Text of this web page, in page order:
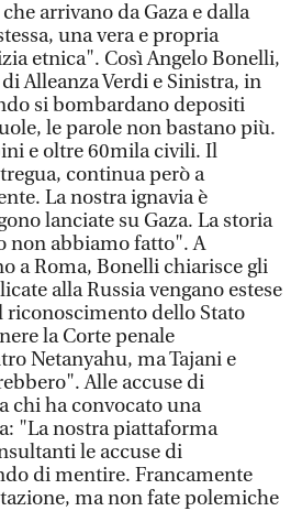
arrivano da Gaza e dalla
una vera e propria
etnica". Così Angelo Bonelli,
Alleanza Verdi e Sinistra, in
si bombardano depositi
le parole non bastano più.
e oltre 60mila civili. Il
continua però a
La nostra ignavia è
lanciate su Gaza. La storia
non abbiamo fatto". A
a Roma, Bonelli chiarisce gli
alla Russia vengano estese
riconoscimento dello Stato
la Corte penale
Netanyahu, ma Tajani e
Alle accuse di
chi ha convocato una
"La nostra piattaforma
le accuse di
di mentire. Francamente
ma non fate polemiche